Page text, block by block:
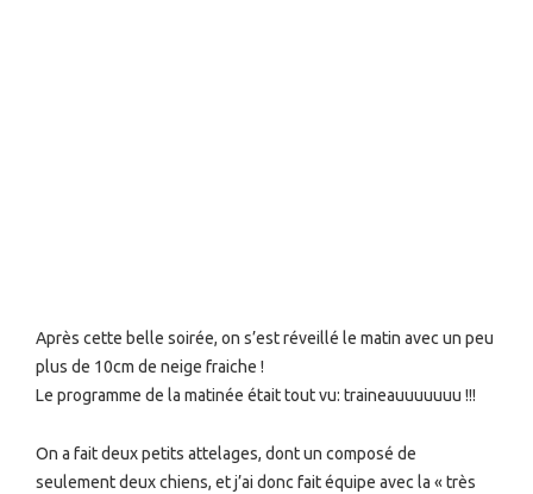
Après cette belle soirée, on s’est réveillé le matin avec un peu
plus de 10cm de neige fraiche !
Le programme de la matinée était tout vu: traineauuuuuuu !!!
On a fait deux petits attelages, dont un composé de
seulement deux chiens, et j’ai donc fait équipe avec la « très